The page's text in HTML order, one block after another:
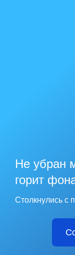
Не убран
горит
Столкнулись с